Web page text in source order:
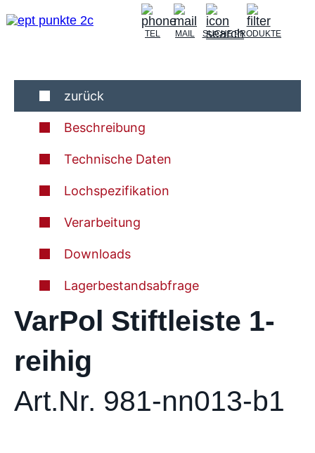
TEL MAIL SUCHEPRODUKTE
zurück
Beschreibung
Technische Daten
Lochspezifikation
Verarbeitung
Downloads
Lagerbestandsabfrage
VarPol Stiftleiste 1-
reihig
Art.Nr. 981-nn013-b1